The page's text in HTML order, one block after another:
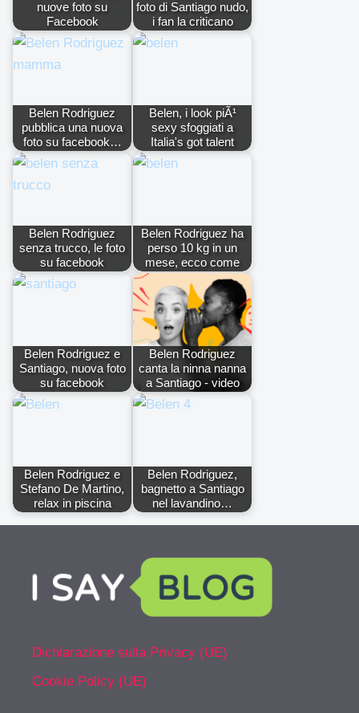
nuove foto su
Facebook
foto di Santiago nudo,
i fan la criticano
Belen Rodriguez
pubblica una nuova
foto su facebook…
Belen, i look piÃ¹
sexy sfoggiati a
Italia's got talent
Belen Rodriguez
senza trucco, le foto
su facebook
Belen Rodriguez ha
perso 10 kg in un
mese, ecco come
Belen Rodriguez e
Santiago, nuova foto
su facebook
Belen Rodriguez
canta la ninna nanna
a Santiago - video
Belen Rodriguez e
Stefano De Martino,
relax in piscina
Belen Rodriguez,
bagnetto a Santiago
nel lavandino…
Dichiarazione sulla Privacy (UE)
Cookie Policy (UE)